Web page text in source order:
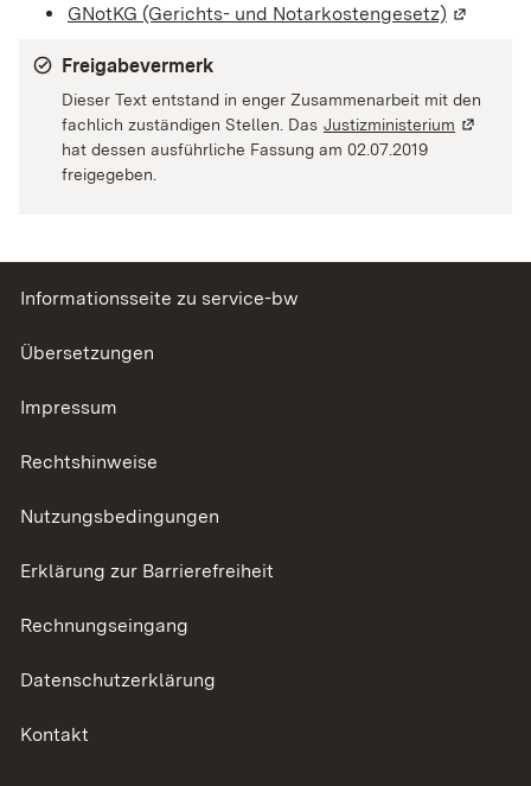
GNotKG (Gerichts- und Notarkostengesetz) (Wird in
Freigabevermerk
Dieser Text entstand in enger Zusammenarbeit mit den
fachlich zuständigen Stellen. Das Justizministerium (Wird in
hat dessen ausführliche Fassung am 02.07.2019
freigegeben.
Informationsseite zu service-bw
Übersetzungen
Impressum
Rechtshinweise
Nutzungsbedingungen
Erklärung zur Barrierefreiheit
Rechnungseingang
Datenschutzerklärung
Kontakt